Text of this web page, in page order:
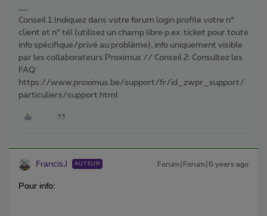
Conseil 1:Indiquez dans votre forum login profile votre n°
client et n° tél (utilisez un champ libre p.ex. ticket pour toute
info spécifique/privé au problème), info uniquement visible
par les collaborateurs Proximus // Conseil 2: Consultez les
FAQ
https://www.proximus.be/support/fr/id_zwpr_support/
particuliers/support.html
FrancisJ AUTEUR Forum|Forum|6 years ago
Pour info: